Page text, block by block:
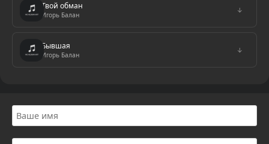
Твой обман
Игорь Балан
↓
Бывшая
Игорь Балан
↓